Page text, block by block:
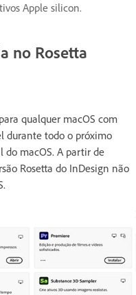
Apple silicon.
no Rosetta
qualquer macOS com
durante todo o próximo
do macOS. A partir de
Rosetta do InDesign não